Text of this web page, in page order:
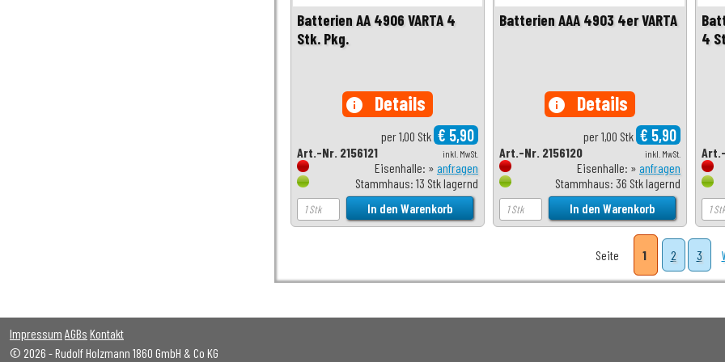
Batterien AA 4906 VARTA 4
Stk. Pkg.
info Details
per 1,00 Stk € 5,90
inkl. MwSt.
Art.-Nr. 2156121
Eisenhalle: » anfragen
Stammhaus: 13 Stk lagernd
Batterien AAA 4903 4er VARTA
info Details
per 1,00 Stk € 5,90
inkl. MwSt.
Art.-Nr. 2156120
Eisenhalle: » anfragen
Stammhaus: 36 Stk lagernd
4
Seite 1 2 3
Impressum AGBs Kontakt
© 2026 - Rudolf Holzmann 1860 GmbH & Co KG